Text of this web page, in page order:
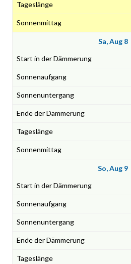
Sa, Aug 8
So, Aug 9